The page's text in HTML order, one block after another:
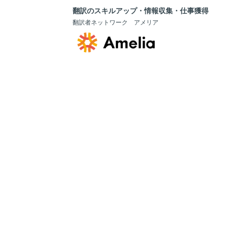
翻訳のスキルアップ・情報収集・仕事獲得
翻訳者ネットワーク アメリア